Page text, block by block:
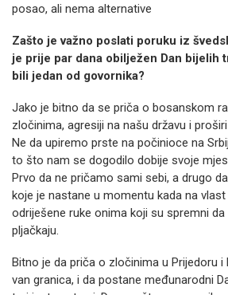
posao, ali nema alternative
Zašto je važno poslati poruku iz
je prije par dana obilježen Dan bijelih
bili jedan od govornika?
Jako je bitno da se priča o bosanskom
zločinima, agresiji na našu državu i
Ne da upiremo prste na počinioce na
to što nam se dogodilo dobije svoje
Prvo da ne pričamo sami sebi, a drugo
koje je nastane u momentu kada na
odriješene ruke onima koji su spremni da
pljačkaju.
Bitno je da priča o zločinima u Prijedoru i
van granica, i da postane međunarodni